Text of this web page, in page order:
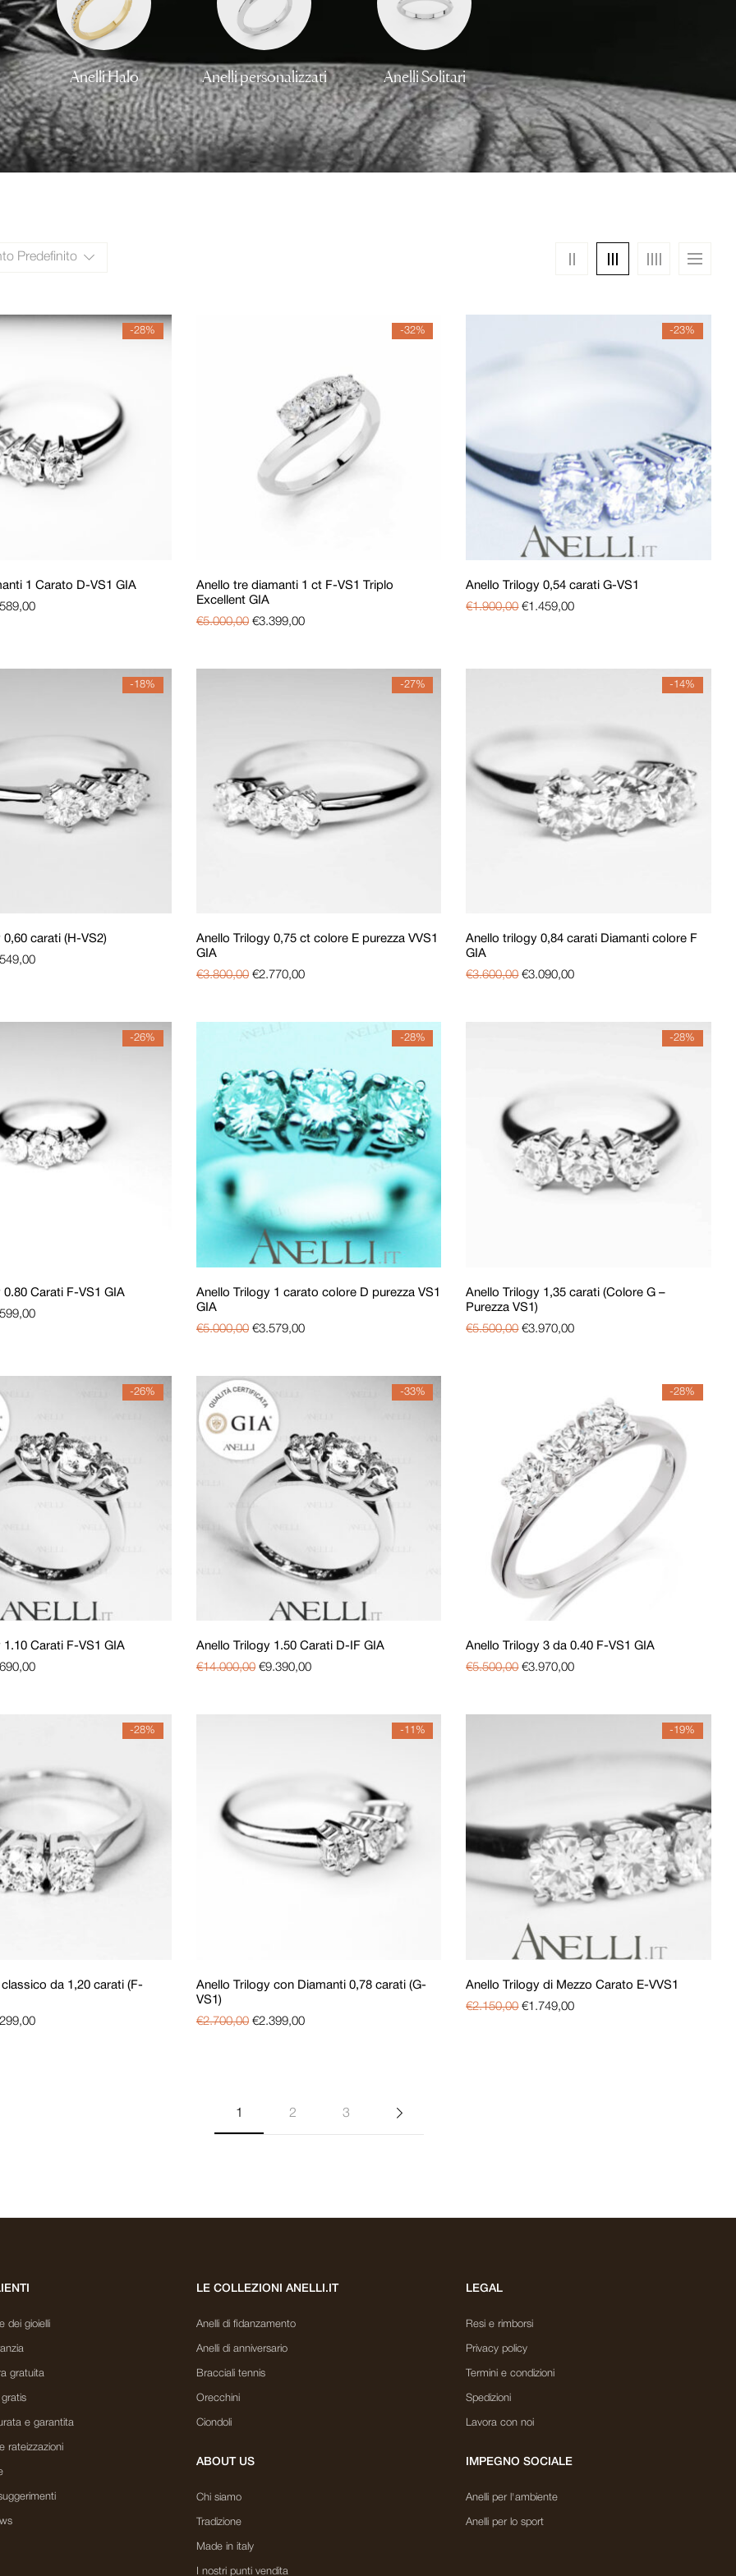
Anelli Halo Anelli personalizzati Anelli Solitari Anelli Trilogy
Predefinito
-28%
1 Carato D-VS1 GIA
-32%
Anello tre diamanti 1 ct F-VS1 Triplo
Excellent GIA
€5.000,00 €3.399,00
-23%
Anello Trilogy 0,54 carati G-VS1
€1.900,00 €1.459,00
-18%
carati (H-VS2)
-27%
Anello Trilogy 0,75 ct colore E purezza VVS1
GIA
€3.800,00 €2.770,00
-14%
Anello trilogy 0,84 carati Diamanti colore F
GIA
€3.600,00 €3.090,00
-26%
0.80 Carati F-VS1 GIA
-28%
Anello Trilogy 1 carato colore D purezza VS1
GIA
€5.000,00 €3.579,00
-28%
Anello Trilogy 1,35 carati (Colore G –
Purezza VS1)
€5.500,00 €3.970,00
-26%
1.10 Carati F-VS1 GIA
-33%
Anello Trilogy 1.50 Carati D-IF GIA
€14.000,00 €9.390,00
-28%
Anello Trilogy 3 da 0.40 F-VS1 GIA
€5.500,00 €3.970,00
-28%
da 1,20 carati (F-
-11%
Anello Trilogy con Diamanti 0,78 carati (G-
VS1)
€2.700,00 €2.399,00
-19%
Anello Trilogy di Mezzo Carato E-VVS1
€2.150,00 €1.749,00
1 2 3
dei gioielli
gratuita
gratis
e garantita
rateizzazioni
LE COLLEZIONI ANELLI.IT
Anelli di fidanzamento
Anelli di anniversario
Bracciali tennis
Orecchini
Ciondoli
ABOUT US
Chi siamo
Tradizione
Made in italy
I nostri punti vendita
LEGAL
Resi e rimborsi
Privacy policy
Termini e condizioni
Spedizioni
Lavora con noi
IMPEGNO SOCIALE
Anelli per l'ambiente
Anelli per lo sport